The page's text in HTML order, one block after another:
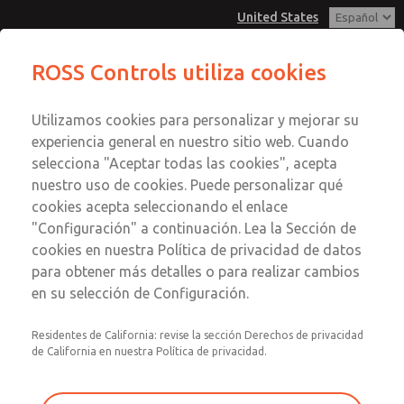
United States
Cuenta
Ver Carrito de Compra
Registrarse
Inscribirse
Conectores eléctricos
Conectores según DIN EN 175301-803, Forma A para
válvulas coaxiales de acción directa
ROSS Controls utiliza cookies
Utilizamos cookies para personalizar y mejorar su
experiencia general en nuestro sitio web. Cuando
selecciona "Aceptar todas las cookies", acepta
nuestro uso de cookies. Puede personalizar qué
cookies acepta seleccionando el enlace
"Configuración" a continuación. Lea la Sección de
cookies en nuestra Política de privacidad de datos
para obtener más detalles o para realizar cambios
en su selección de Configuración.
Residentes de California: revise la sección Derechos de privacidad
de California en nuestra Política de privacidad.